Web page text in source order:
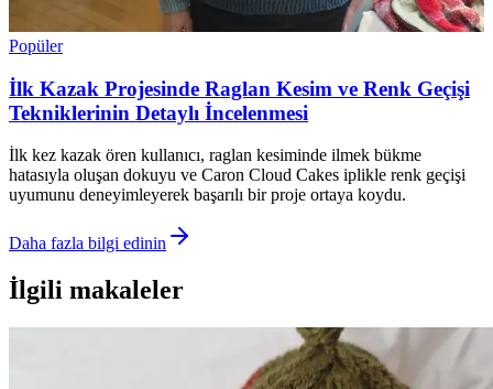
Popüler
İlk Kazak Projesinde Raglan Kesim ve Renk Geçişi
Tekniklerinin Detaylı İncelenmesi
İlk kez kazak ören kullanıcı, raglan kesiminde ilmek bükme
hatasıyla oluşan dokuyu ve Caron Cloud Cakes iplikle renk geçişi
uyumunu deneyimleyerek başarılı bir proje ortaya koydu.
Daha fazla bilgi edinin
İlgili makaleler